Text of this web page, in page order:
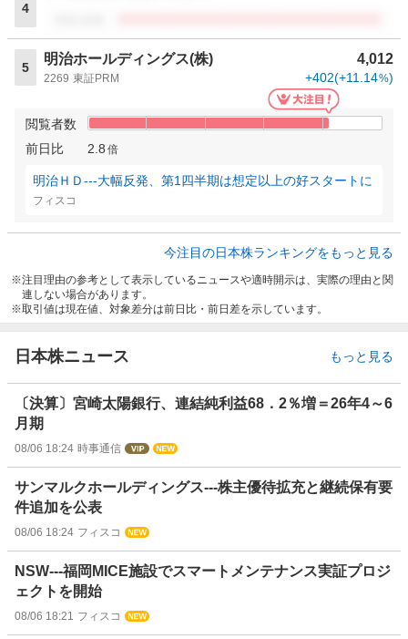
4
5
明治ホールディングス(株) 4,012
2269 東証PRM +402(+11.14%)
閲覧者数
前日比
2.8 倍
明治ＨＤ---大幅反発、第1四半期は想定以上の好スタートに
フィスコ
今注目の日本株ランキングをもっと見る
注目理由の参考として表示しているニュースや適時開示は、実際の理由と関
連しない場合があります。
取引値は現在値、対象差分は前日比・前日差を示しています。
日本株ニュース もっと見る
〔決算〕宮崎太陽銀行、連結純利益68．2％増＝26年4～6
月期
08/06 18:24 時事通信
サンマルクホールディングス---株主優待拡充と継続保有要
件追加を公表
08/06 18:24 フィスコ
NSW---福岡MICE施設でスマートメンテナンス実証プロジ
ェクトを開始
08/06 18:21 フィスコ